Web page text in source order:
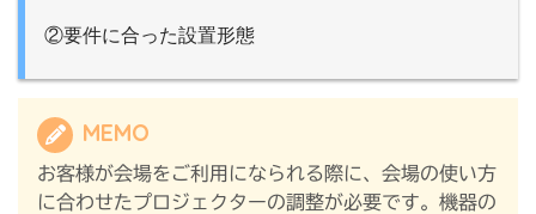
②要件に合った設置形態
MEMO
お客様が会場をご利用になられる際に、会場の使い方
に合わせたプロジェクターの調整が必要です。機器の